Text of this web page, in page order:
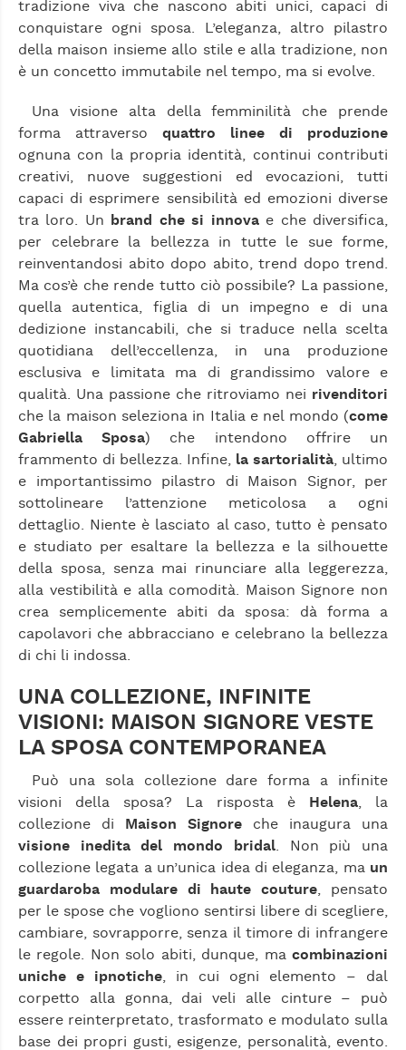
tradizione viva che nascono abiti unici, capaci di
conquistare ogni sposa. L’eleganza, altro pilastro
della maison insieme allo stile e alla tradizione, non
è un concetto immutabile nel tempo, ma si evolve.
Una visione alta della femminilità che prende
forma attraverso quattro linee di produzione
ognuna con la propria identità, continui contributi
creativi, nuove suggestioni ed evocazioni, tutti
capaci di esprimere sensibilità ed emozioni diverse
tra loro. Un
brand che si innovae che diversifica,
per celebrare la bellezza in tutte le sue forme,
reinventandosi abito dopo abito, trend dopo trend.
Ma cos’è che rende tutto ciò possibile? La passione,
quella autentica, figlia di un impegno e di una
dedizione instancabili, che si traduce nella scelta
quotidiana dell’eccellenza, in una produzione
esclusiva e limitata ma di grandissimo valore e
qualità. Una passione che ritroviamo nei rivenditori
che la maison seleziona in Italia e nel mondo (come
Gabriella Sposa) che intendono offrire un
frammento di bellezza. Infine, la sartorialità , ultimo
e importantissimo pilastro di Maison Signor, per
sottolineare l’attenzione meticolosa a ogni
dettaglio. Niente è lasciato al caso, tutto è pensato
e studiato per esaltare la bellezza e la silhouette
della sposa, senza mai rinunciare alla leggerezza,
alla vestibilità e alla comodità. Maison Signore non
crea semplicemente abiti da sposa: dà forma a
capolavori che abbracciano e celebrano la bellezza
di chi li indossa.
UNA COLLEZIONE, INFINITE
VISIONI: MAISON SIGNORE VESTE
LA SPOSA CONTEMPORANEA
Può una sola collezione dare forma a infinite
visioni della sposa? La risposta è
Helena , la
collezione di
Maison Signore che inaugura una
visione inedita del mondo bridal. Non più una
collezione legata a un’unica idea di eleganza, ma un
guardaroba modulare di haute couture , pensato
per le spose che vogliono sentirsi libere di scegliere,
cambiare, sovrapporre, senza il timore di infrangere
le regole. Non solo abiti, dunque, ma combinazioni
uniche e ipnotiche , in cui ogni elemento – dal
corpetto alla gonna, dai veli alle cinture – può
essere reinterpretato, trasformato e modulato sulla
base dei propri gusti, esigenze, personalità, evento.